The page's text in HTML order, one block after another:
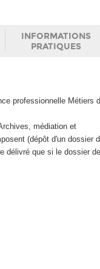
INFORMATIONS
PRATIQUES
professionnelle Métiers
médiation et
(dépôt d'un dossier
délivré que si le dossier de